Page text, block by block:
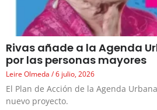
Rivas añade a la Agenda
por las personas mayores
Leire Olmeda 6 julio, 2026
El Plan de Acción de la Agenda
nuevo proyecto.